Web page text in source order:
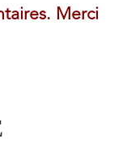
Merci